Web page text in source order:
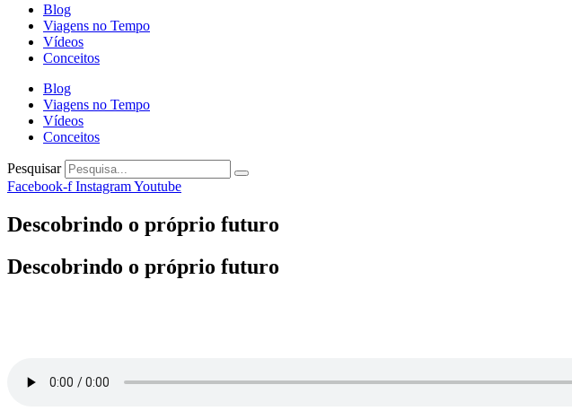
Blog
Viagens no Tempo
Vídeos
Conceitos
Blog
Viagens no Tempo
Vídeos
Conceitos
Pesquisar
Facebook-f InstagramYoutube
Descobrindo o próprio futuro
Descobrindo o próprio futuro